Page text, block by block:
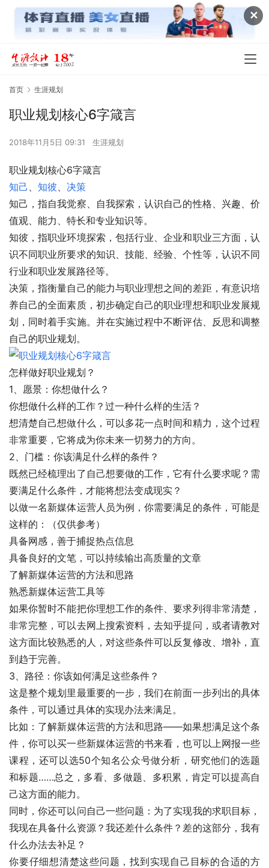
✕
首页 生涯规划
职业规划核心6字箴言
2018年11月5日 09:31 生涯规划
职业规划核心6字箴言
知己
知彼
决策
知己，指自我觉察、自我探索，认识自己的性格、兴趣、价
值观、能力、特长和专业知识等。
知彼，指职业环境探索，包括行业、企业和职业三方面，认
识不同职业所要求的知识、技能、经验、个性等，认识不同
行业和职业发展路径等。
决策，指衡量自己的能力与职业理想之间的差距，有意识培
养自己的全面素质，初步确定自己的职业理想和职业发展规
划，同时着手实施。并在实施过程中不断评估、反思和调整
自己的职业规划。
怎样做好职业规划？
1、愿景：你想做什么？
你想做什么样的工作？过一种什么样的生活？
想清楚自己想做什么，可以多花一点时间和精力，这个过程
非常重要，它将成为你未来一切努力的方向。
2、门槛：你该满足什么样的条件？
既然已经梳理出了自己想要做的工作，它有什么要求呢？需
要满足什么条件，才能将想法变成现实？
以做一名新媒体运营人员为例，你需要满足的条件，可能是
这样的：（仅供参考）
具备网感，善于捕捉热点信息
具备良好的文笔，可以持续输出高质量的文章
了解新媒体运营的方法和思路
熟悉新媒体运营工具等
如果你暂时不能把你理想工作的条件、要求列得非常清楚，
非常完整，可以去网上搜索资料，去知乎提问，或者请教对
这方面比较熟悉的人，对这些条件可以反复修改、增补，直
到趋于完善。
3、路径：你该如何满足这些条件？
这是整个规划里最重要的一步，我们在前面一步列出的具体
条件，可以通过具体的实现办法来满足。
比如：了解新媒体运营的方法和思路——如果想满足这个条
件，你可以买一些新媒体运营的书来看，也可以上网报一些
课程，还可以选50个知名公众号做分析，研究他们的选题
和标题……总之，多看、多做题、多积累，肯定可以提高自
己这方面的能力。
同时，你还可以问自己一些问题：为了实现我的求职目标，
我现在具备什么资源？我还差什么条件？差的这部分，我有
什么办法去补足？
你要仔细想清楚这些问题，找到实现自己目标的合适的方